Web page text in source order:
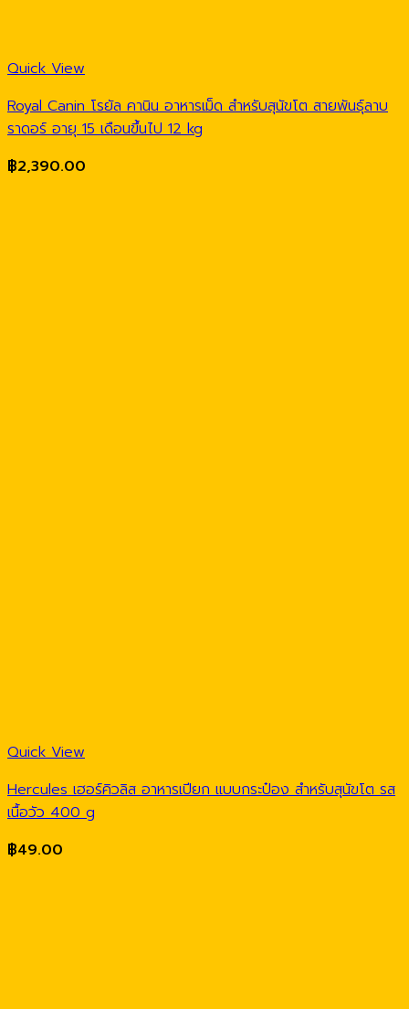
Quick View
Royal Canin โรยัล คานิน อาหารเม็ด สำหรับสุนัขโต สายพันธุ์ลาบ
ราดอร์ อายุ 15 เดือนขึ้นไป 12 kg
฿2,390.00
Quick View
Hercules เฮอร์คิวลิส อาหารเปียก แบบกระป๋อง สำหรับสุนัขโต รส
เนื้อวัว 400 g
฿49.00